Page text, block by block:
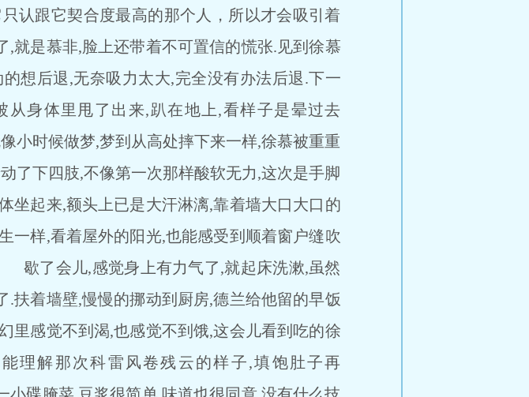
认跟它契合度最高的那个人，所以才会吸引着
慕非,脸上还带着不可置信的慌张.见到徐慕
想后退,无奈吸力太大,完全没有办法后退.下一
身体里甩了出来,趴在地上,看样子是晕过去
候做梦,梦到从高处摔下来一样,徐慕被重重
四肢,不像第一次那样酸软无力,这次是手脚
坐起来,额头上已是大汗淋漓,靠着墙大口大口的
一样,看着屋外的阳光,也能感受到顺着窗户缝吹
会儿,感觉身上有力气了,就起床洗漱,虽然
扶着墙壁,慢慢的挪动到厨房,德兰给他留的早饭
里感觉不到渴,也感觉不到饿,这会儿看到吃的徐
理解那次科雷风卷残云的样子,填饱肚子再